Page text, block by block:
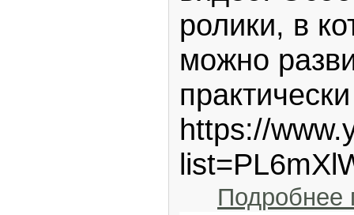
ролики, в
можно
https://
Подробнее